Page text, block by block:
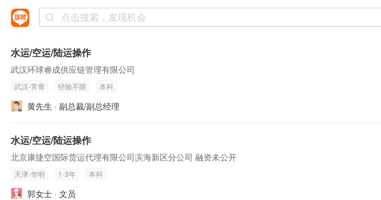
水运/空运/陆运操作
武汉环球睿成供应链管理有限公司
武汉-常青 经验不限 本科
黄先生 · 副总裁/副总经理
水运/空运/陆运操作
北京康捷空国际货运代理有限公司滨海新区分公司 融资未公开
天津-华明 1-3年 本科
郭女士 · 文员